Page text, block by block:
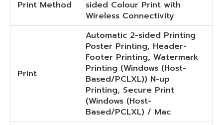
Print Method
sided Colour Print with
Wireless Connectivity
Print
Automatic 2-sided Printing
Poster Printing, Header-
Footer Printing, Watermark
Printing (Windows (Host-
Based/PCLXL)) N-up
Printing, Secure Print
(Windows (Host-
Based/PCLXL) / Mac